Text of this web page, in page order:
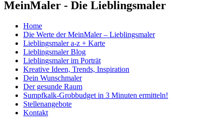
MeinMaler - Die Lieblingsmaler
Home
Die Werte der MeinMaler – Lieblingsmaler
Lieblingsmaler a-z + Karte
Lieblingsmaler Blog
Lieblingsmaler im Porträt
Kreative Ideen, Trends, Inspiration
Dein Wunschmaler
Der gesunde Raum
Sumpfkalk-Grobbudget in 3 Minuten ermitteln!
Stellenangebote
Kontakt